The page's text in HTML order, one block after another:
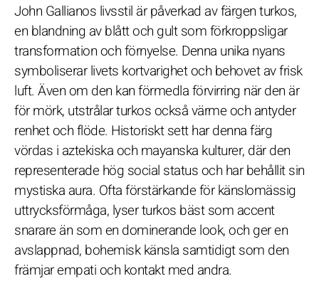
John Gallianos livsstil är påverkad av färgen turkos,
en blandning av blått och gult som förkroppsligar
transformation och förnyelse. Denna unika nyans
symboliserar livets kortvarighet och behovet av frisk
luft. Även om den kan förmedla förvirring när den är
för mörk, utstrålar turkos också värme och antyder
renhet och flöde. Historiskt sett har denna färg
vördas i aztekiska och mayanska kulturer, där den
representerade hög social status och har behållit sin
mystiska aura. Ofta förstärkande för känslomässig
uttrycksförmåga, lyser turkos bäst som accent
snarare än som en dominerande look, och ger en
avslappnad, bohemisk känsla samtidigt som den
främjar empati och kontakt med andra.